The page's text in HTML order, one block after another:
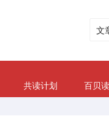
共读计划 百贝